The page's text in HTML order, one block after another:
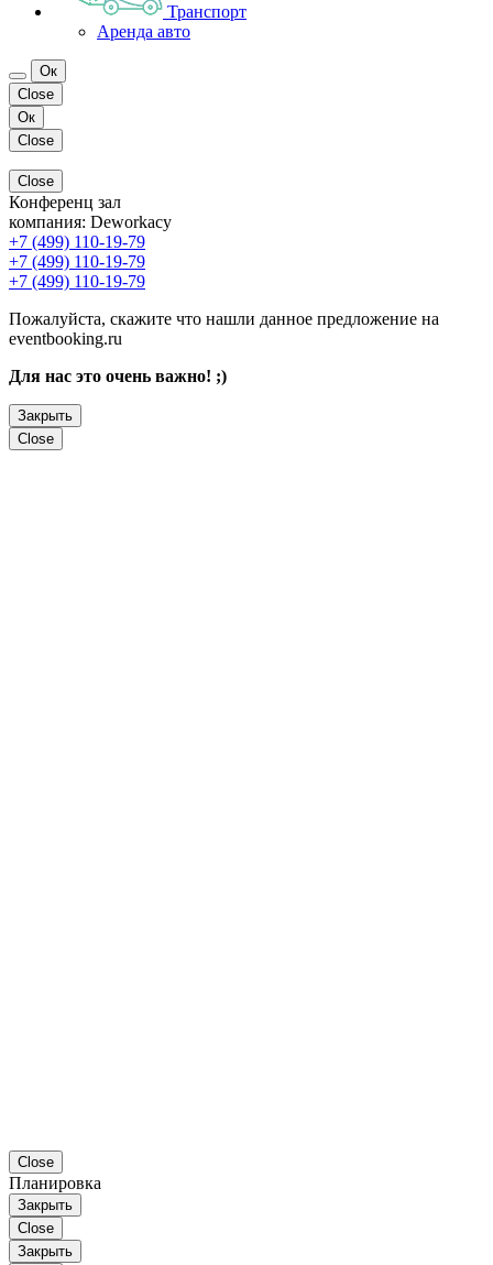
Транспорт
Аренда авто
Ок
Close
Ок
Close
Close
Конференц зал
компания: Deworkacy
+7 (499) 110-19-79
+7 (499) 110-19-79
+7 (499) 110-19-79
Пожалуйста, скажите что нашли данное предложение на
eventbooking.ru
Для нас это очень важно! ;)
Закрыть
Close
Close
Планировка
Закрыть
Close
Закрыть